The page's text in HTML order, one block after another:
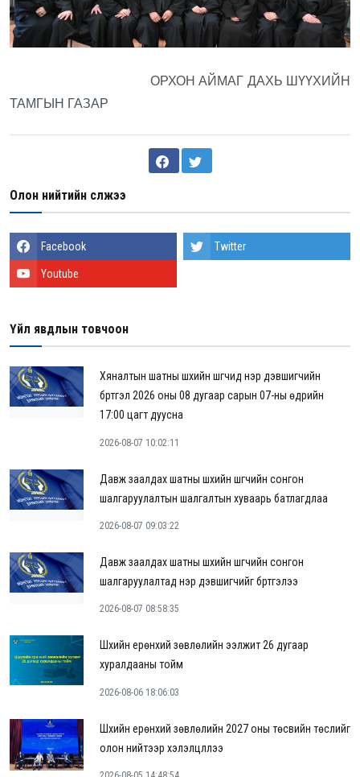
ОРХОН АЙМАГ ДАХЬ ШҮҮХИЙН
ТАМГЫН ГАЗАР
Олон нийтийн сүлжээ
Facebook Twitter
Youtube
Үйл явдлын товчоон
Хяналтын шатны шүүхийн шүүгчид нэр дэвшигчийн
бүртгэл 2026 оны 08 дугаар сарын 07-ны өдрийн
17:00 цагт дуусна
2026-08-07 10:02:11
Давж заалдах шатны шүүхийн шүүгчийн сонгон
шалгаруулалтын шалгалтын хуваарь батлагдлаа
2026-08-07 09:03:22
Давж заалдах шатны шүүхийн шүүгчийн сонгон
шалгаруулалтад нэр дэвшигчийг бүртгэлээ
2026-08-07 08:58:35
Шүүхийн ерөнхий зөвлөлийн ээлжит 26 дугаар
хуралдааны тойм
2026-08-06 18:06:03
Шүүхийн ерөнхий зөвлөлийн 2027 оны төсвийн төслийг
олон нийтээр хэлэлцүүллээ